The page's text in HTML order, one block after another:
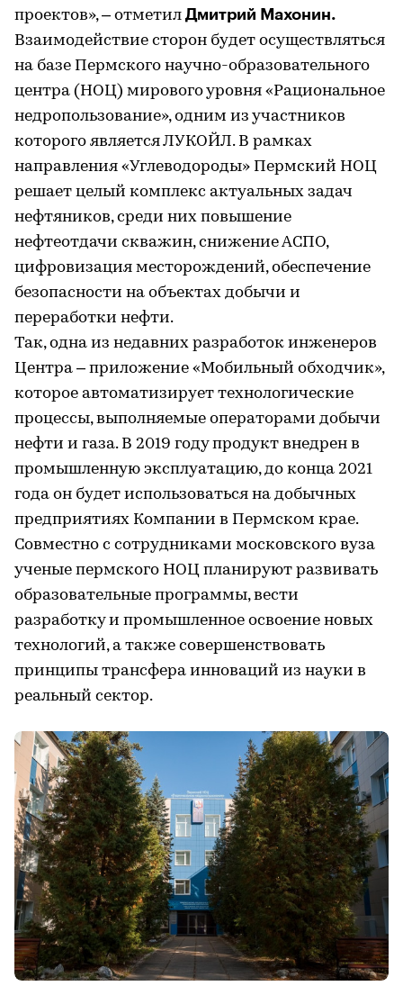
проектов»,– отметил Дмитрий Махонин.
Взаимодействие сторон будет осуществляться
на базе Пермского научно-образовательного
центра (НОЦ) мирового уровня «Рациональное
недропользование», одним из участников
которого является ЛУКОЙЛ. В рамках
направления «Углеводороды» Пермский НОЦ
решает целый комплекс актуальных задач
нефтяников, среди них повышение
нефтеотдачи скважин, снижение АСПО,
цифровизация месторождений, обеспечение
безопасности на объектах добычи и
переработки нефти.
Так, одна из недавних разработок инженеров
Центра – приложение «Мобильный обходчик»,
которое автоматизирует технологические
процессы, выполняемые операторами добычи
нефти и газа. В 2019 году продукт внедрен в
промышленную эксплуатацию, до конца 2021
года он будет использоваться на добычных
предприятиях Компании в Пермском крае.
Совместно с сотрудниками московского вуза
ученые пермского НОЦ планируют развивать
образовательные программы, вести
разработку и промышленное освоение новых
технологий, а также совершенствовать
принципы трансфера инноваций из науки в
реальный сектор.